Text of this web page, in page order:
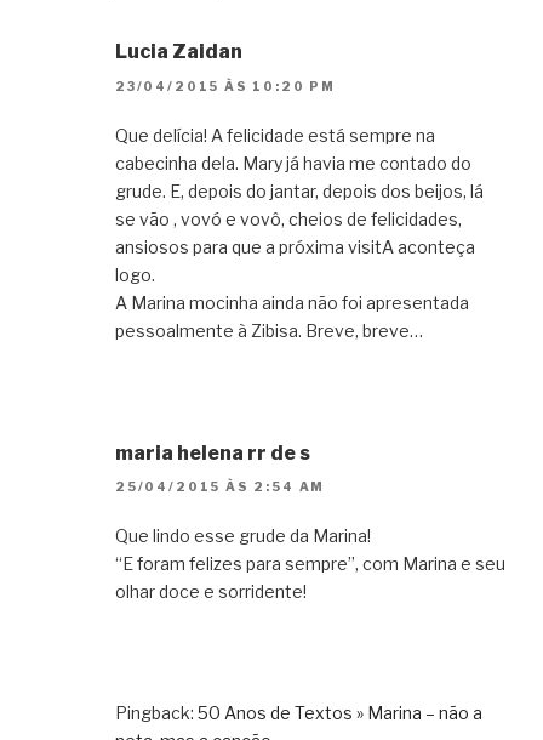
Lucia Zaidan
23/04/2015 ÀS 10:20 PM
Que delícia! A felicidade está sempre na
cabecinha dela. Mary já havia me contado do
grude. E, depois do jantar, depois dos beijos, lá
se vão , vovó e vovô, cheios de felicidades,
ansiosos para que a próxima visitA aconteça
logo.
A Marina mocinha ainda não foi apresentada
pessoalmente à Zibisa. Breve, breve…
maria helena rr de s
25/04/2015 ÀS 2:54 AM
Que lindo esse grude da Marina!
“E foram felizes para sempre”, com Marina e seu
olhar doce e sorridente!
Pingback: 50 Anos de Textos » Marina – não a